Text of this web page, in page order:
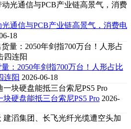
通信与PCB产业链高景气，消费电
18
：2050年剑指700万台！人形占比
连阳 2026-06-18
硬盘能抵三台索尼PS5 Pro 2026-